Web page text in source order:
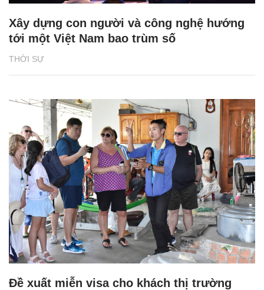
THỜI SỰ
Xây dựng con người và công nghệ hướng
tới một Việt Nam bao trùm số
Đề xuất miễn visa cho khách thị trường